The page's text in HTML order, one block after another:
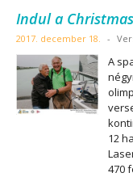
Indul a
2017. december 18. -
A
12
470